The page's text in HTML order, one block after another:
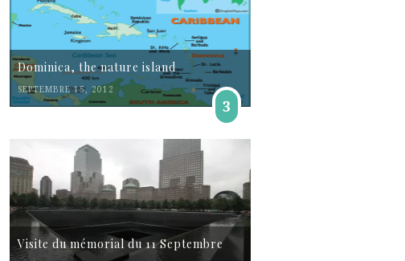
Dominica, the nature island
SEPTEMBRE 15, 2012
3
Visite du mémorial du 11 Septembre